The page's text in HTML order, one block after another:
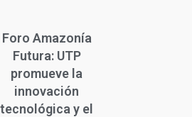
Foro Amazonía
Futura: UTP
promueve la
innovación
tecnológica y el